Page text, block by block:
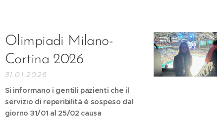
Olimpiadi Milano-
Cortina 2026
31.01.2026
Si informano i gentili pazienti che il
servizio di reperibilità è sospeso dal
giorno 31/01 al 25/02 causa